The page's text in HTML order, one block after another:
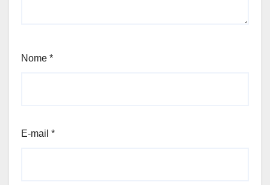
Nome *
E-mail *